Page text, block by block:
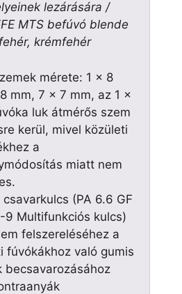
lezárására /
MTS befúvó blende
krémfehér
mérete: 1 x 8
mm, 7 x 7 mm, az 1 x
luk átmérős szem
kerül, mivel közületi
a
miatt nem
csavarkulcs (PA 6.6 GF
9 Multifunkciós kulcs)
felszereléséhez a
fúvókákhoz való gumis
becsavarozásához